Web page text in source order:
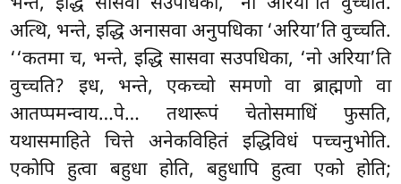
अत्थि, भन्ते, इद्धि अनासवा अनुपधिका ‘अरिया’ति वुच्चति.
‘‘कतमा च, भन्ते, इद्धि सासवा सउपधिका, ‘नो अरिया’ति
वुच्चति? इध, भन्ते, एकच्चो समणो वा ब्राह्मणो वा
आतप्पमन्वाय…पे… तथारूपं चेतोसमाधिं फुसति,
यथासमाहिते चित्ते अनेकविहितं इद्धिविधं पच्चनुभोति.
एकोपि हुत्वा बहुधा होति, बहुधापि हुत्वा एको होति;